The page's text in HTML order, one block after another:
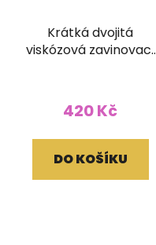
Krátká dvojitá
viskózová zavinovací
420 Kč
DO KOŠÍKU